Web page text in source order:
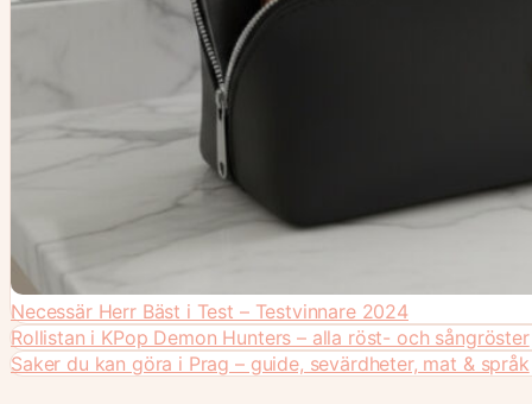
Necessär Herr Bäst i Test – Testvinnare 2024
Rollistan i KPop Demon Hunters – alla röst- och sångröster
Saker du kan göra i Prag – guide, sevärdheter, mat & språk